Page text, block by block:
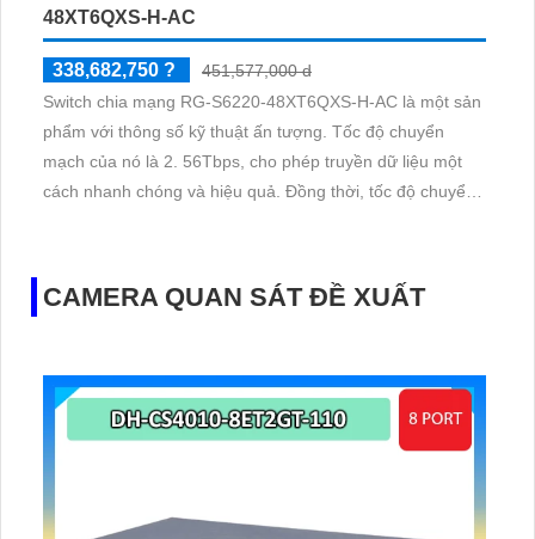
48XT6QXS-H-AC
338,682,750 ?
451,577,000 d
Switch chia mạng RG-S6220-48XT6QXS-H-AC là một sản
phẩm với thông số kỹ thuật ấn tượng. Tốc độ chuyển
mạch của nó là 2. 56Tbps, cho phép truyền dữ liệu một
cách nhanh chóng và hiệu quả. Đồng thời, tốc độ chuyển
CAMERA QUAN SÁT ĐỀ XUẤT